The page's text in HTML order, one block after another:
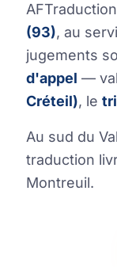
(93), au
jugements
d'appel —
Créteil), le
Au sud du
traduction
Montreuil.